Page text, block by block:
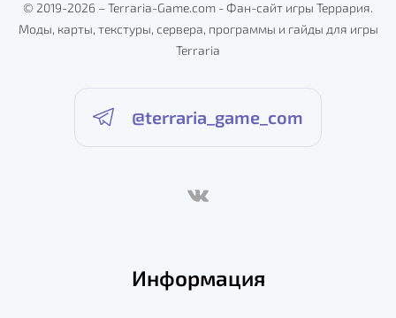
© 2019-2026 – Terraria-Game.com - Фан-сайт игры Террария.
Моды, карты, текстуры, сервера, программы и гайды для игры
Terraria
@terraria_game_com
Информация